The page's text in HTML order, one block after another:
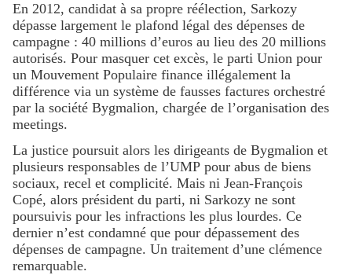
En 2012, candidat à sa propre réélection, Sarkozy
dépasse largement le plafond légal des dépenses de
campagne : 40 millions d’euros au lieu des 20 millions
autorisés. Pour masquer cet excès, le parti Union pour
un Mouvement Populaire finance illégalement la
différence via un système de fausses factures orchestré
par la société Bygmalion, chargée de l’organisation des
meetings.
La justice poursuit alors les dirigeants de Bygmalion et
plusieurs responsables de l’UMP pour abus de biens
sociaux, recel et complicité. Mais ni Jean-François
Copé, alors président du parti, ni Sarkozy ne sont
poursuivis pour les infractions les plus lourdes. Ce
dernier n’est condamné que pour dépassement des
dépenses de campagne. Un traitement d’une clémence
remarquable.